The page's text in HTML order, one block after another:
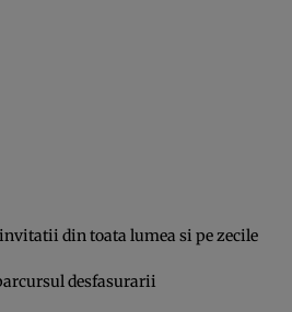
din toata lumea si pe zecile
desfasurarii